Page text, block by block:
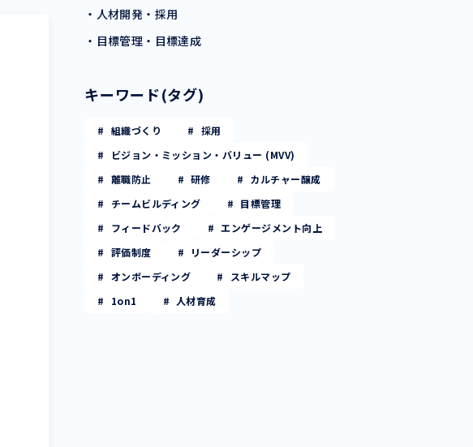
・人材開発・採用
・目標管理・目標達成
キーワード(タグ)
組織づくり
採用
ビジョン・ミッション・バリュー (MVV)
離職防止
研修
カルチャー醸成
チームビルディング
目標管理
フィードバック
エンゲージメント向上
評価制度
リーダーシップ
オンボーディング
スキルマップ
1on1
人材育成